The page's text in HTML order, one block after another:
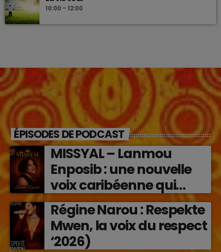
10:00 - 12:00
ÉPISODES DE PODCAST
MISSYAL – Lanmou
Enposib : une nouvelle
voix caribéenne qui
transforme les émotions
en musique (2026)
Régine Narou : Respekte
Mwen, la voix du respect
‘2026)